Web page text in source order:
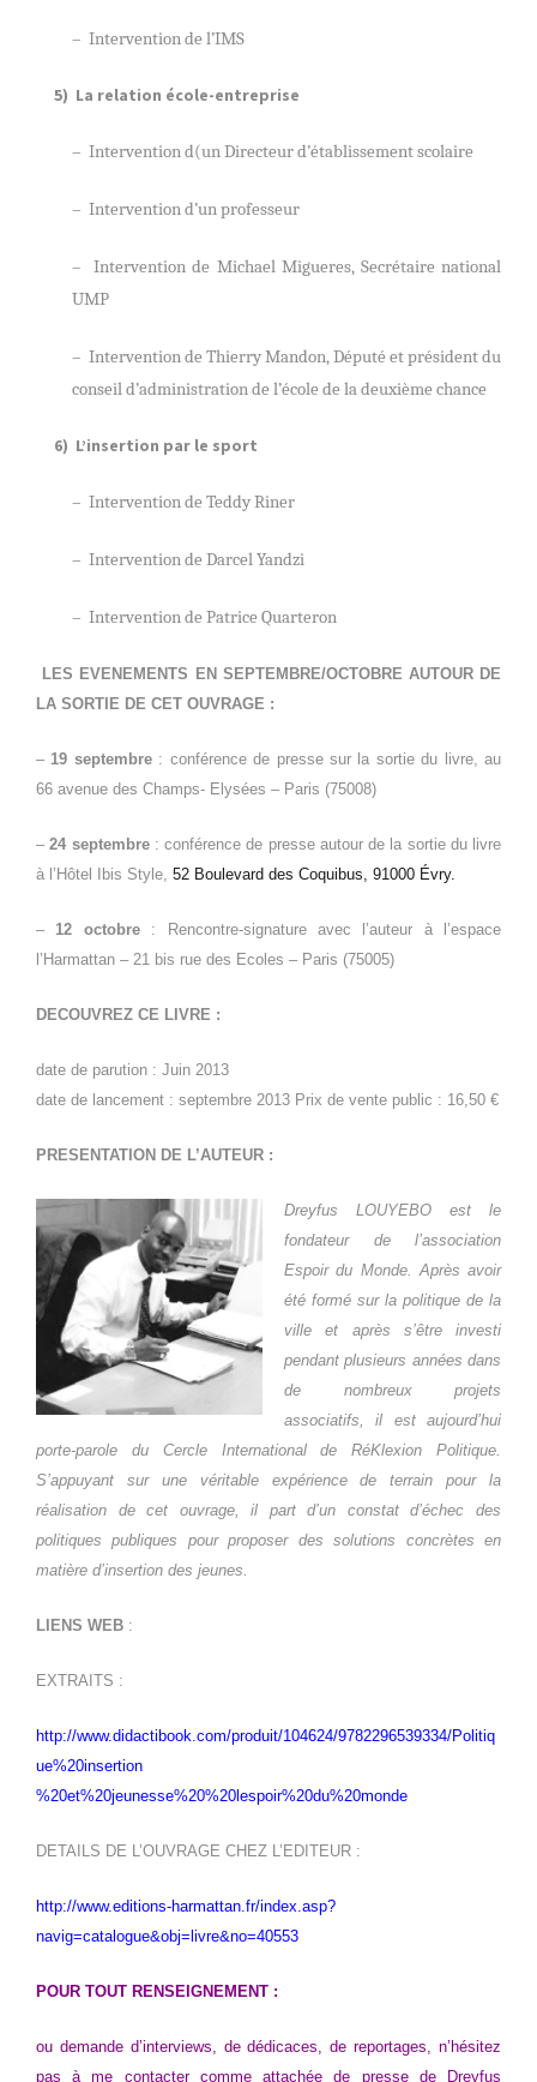
– Intervention de l’IMS
5) La relation école-entreprise
– Intervention d(un Directeur d’établissement scolaire
– Intervention d’un professeur
– Intervention de Michael Migueres, Secrétaire national
UMP
– Intervention de Thierry Mandon, Député et président du
conseil d’administration de l’école de la deuxième chance
6) L’insertion par le sport
– Intervention de Teddy Riner
– Intervention de Darcel Yandzi
– Intervention de Patrice Quarteron
LES EVENEMENTS EN SEPTEMBRE/OCTOBRE AUTOUR DE
LA SORTIE DE CET OUVRAGE :
– 19 septembre : conférence de presse sur la sortie du livre, au
66 avenue des Champs- Elysées – Paris (75008)
–24 septembre : conférence de presse autour de la sortie du livre
à l’Hôtel Ibis Style, 52 Boulevard des Coquibus, 91000 Évry.
– 12 octobre : Rencontre-signature avec l’auteur à l’espace
l’Harmattan – 21 bis rue des Ecoles – Paris (75005)
DECOUVREZ CE LIVRE :
date de parution : Juin 2013
date de lancement : septembre 2013 Prix de vente public : 16,50 €
PRESENTATION DE L’AUTEUR :
Dreyfus LOUYEBO est le
fondateur de l’association
Espoir du Monde. Après avoir
été formé sur la politique de la
ville et après s’être investi
pendant plusieurs années dans
de nombreux projets
associatifs, il est aujourd’hui
porte-parole du Cercle International de RéKlexion Politique.
S’appuyant sur une véritable expérience de terrain pour la
réalisation de cet ouvrage, il part d’un constat d’échec des
politiques publiques pour proposer des solutions concrètes en
matière d’insertion des jeunes.
LIENS WEB :
EXTRAITS :
http://www.didactibook.com/produit/104624/9782296539334/Politiq
ue%20insertion
%20et%20jeunesse%20%20lespoir%20du%20monde
DETAILS DE L’OUVRAGE CHEZ L’EDITEUR :
http://www.editions-harmattan.fr/index.asp?
navig=catalogue&obj=livre&no=40553
POUR TOUT RENSEIGNEMENT :
ou demande d’interviews, de dédicaces, de reportages, n’hésitez
pas à me contacter comme attachée de presse de Dreyfus